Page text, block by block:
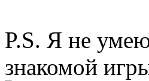
P.S. Я не
знакомой